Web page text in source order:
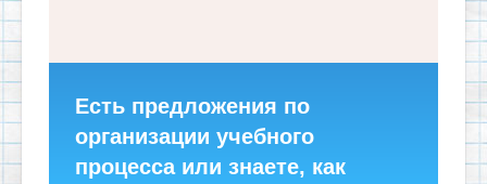
Есть предложения по
организации учебного
процесса или знаете, как